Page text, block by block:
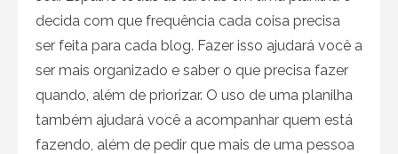
decida com que frequência cada coisa precisa
ser feita para cada blog. Fazer isso ajudará você a
ser mais organizado e saber o que precisa fazer
quando, além de priorizar. O uso de uma planilha
também ajudará você a acompanhar quem está
fazendo, além de pedir que mais de uma pessoa